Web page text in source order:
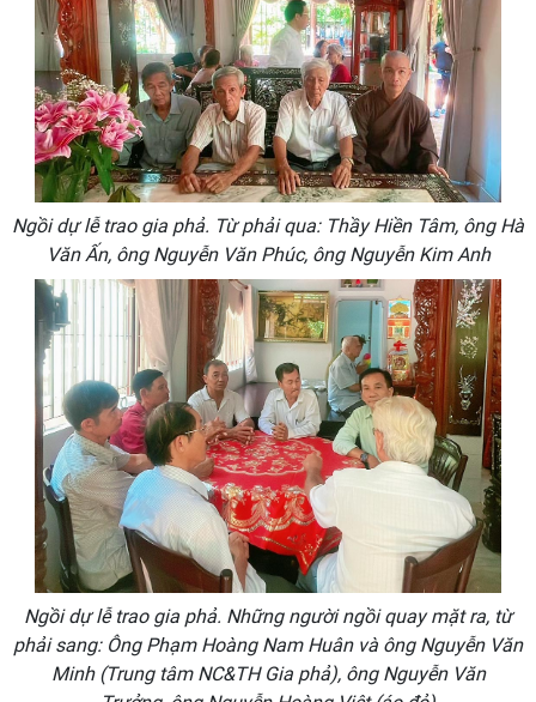
Ngồi dự lễ trao gia phả. Từ phải qua: Thầy Hiền Tâm, ông Hà
Văn Ấn, ông Nguyễn Văn Phúc, ông Nguyễn Kim Anh
Ngồi dự lễ trao gia phả. Những người ngồi quay mặt ra, từ
phải sang: Ông Phạm Hoàng Nam Huân và ông Nguyễn Văn
Minh (Trung tâm NC&TH Gia phả), ông Nguyễn Văn